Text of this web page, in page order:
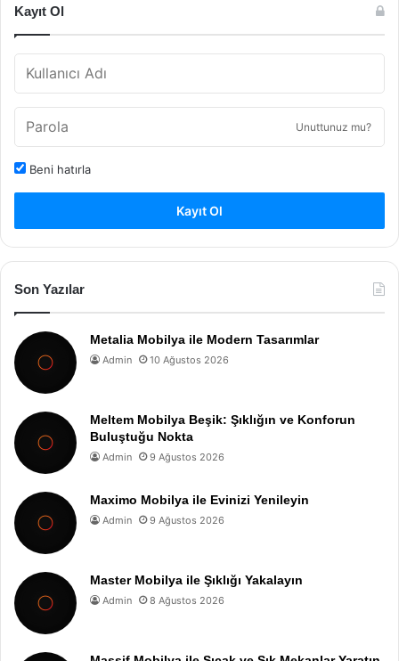
Kayıt Ol
Unuttunuz mu?
Beni hatırla
Kayıt Ol
Son Yazılar
Metalia Mobilya ile Modern Tasarımlar
Admin 10 Ağustos 2026
Meltem Mobilya Beşik: Şıklığın ve Konforun
Buluştuğu Nokta
Admin 9 Ağustos 2026
Maximo Mobilya ile Evinizi Yenileyin
Admin 9 Ağustos 2026
Master Mobilya ile Şıklığı Yakalayın
Admin 8 Ağustos 2026